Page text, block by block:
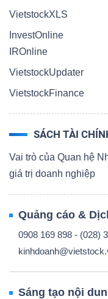
VietstockXLS
InvestOnline
IROnline
VietstockUpdater
VietstockFinance
SÁCH TÀI
Vai trò của Quan hệ
giá trị doanh nghiệp
Quảng cáo &
0908 169 898 - (028)
Sáng tạo nội